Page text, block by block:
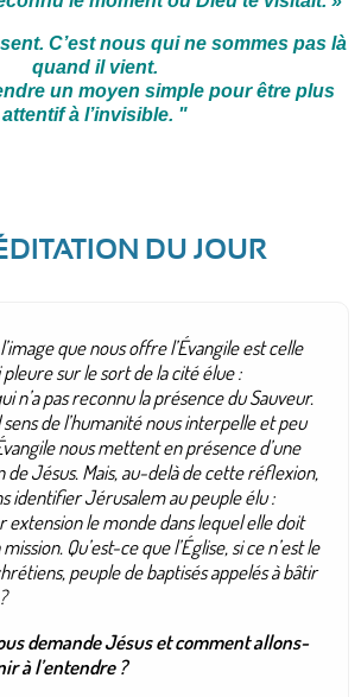
C’est nous qui ne sommes pas là
quand il vient.
un moyen simple pour être plus
attentif à l’invisible. "
DU JOUR
que nous offre l’Évangile est celle
sur le sort de la cité élue :
n’a pas reconnu la présence du Sauveur.
de l’humanité nous interpelle et peu
nous mettent en présence d’une
de Jésus. Mais, au-delà de cette réflexion,
identifier Jérusalem au peuple élu :
extension le monde dans lequel elle doit
Qu’est-ce que l’Église, si ce n’est le
peuple de baptisés appelés à bâtir
demande Jésus et comment allons-
à l’entendre ?